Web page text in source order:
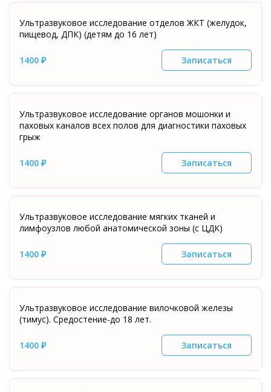
Ультразвуковое исследование отделов ЖКТ (желудок,
пищевод, ДПК) (детям до 16 лет)
1400 ₽ Записаться
Ультразвуковое исследование органов мошонки и
паховых каналов всех полов для диагностики паховых
грыж
1400 ₽ Записаться
Ультразвуковое исследование мягких тканей и
лимфоузлов любой анатомической зоны (с ЦДК)
1400 ₽ Записаться
Ультразвуковое исследование вилочковой железы
(тимус). Средостение-до 18 лет.
1400 ₽ Записаться